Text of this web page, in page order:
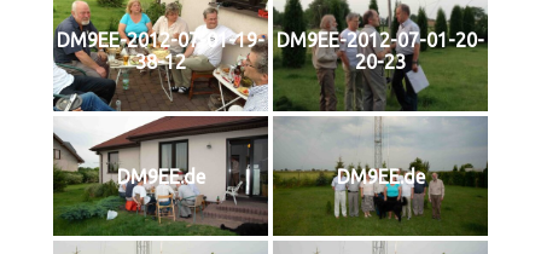
DM9EE-2012-07-01-19-
38-12
DM9EE-2012-07-01-20-
20-23
DM9EE.de DM9EE.de